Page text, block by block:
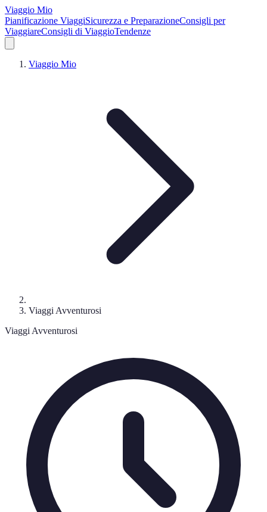
Viaggio Mio
Pianificazione ViaggiSicurezza e PreparazioneConsigli per
ViaggiareConsigli di ViaggioTendenze
Viaggio Mio
Viaggi Avventurosi
Viaggi Avventurosi